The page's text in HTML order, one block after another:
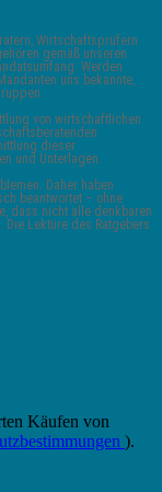
Wirtschaftsprüfern
gemäß unseren
Werden
uns bekannte,
von wirtschaftlichen
dieser
und Unterlagen.
Daher haben
beantwortet – ohne
dass nicht alle denkbaren
Lektüre des Ratgebers
Käufen von
).